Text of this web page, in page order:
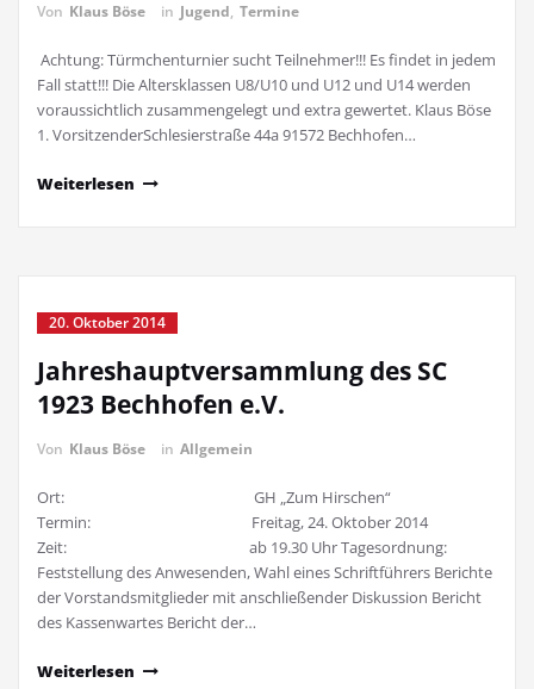
Von Klaus Böse in Jugend, Termine
Achtung: Türmchenturnier sucht Teilnehmer!!! Es findet in jedem
Fall statt!!! Die Altersklassen U8/U10 und U12 und U14 werden
voraussichtlich zusammengelegt und extra gewertet. Klaus Böse
1. VorsitzenderSchlesierstraße 44a 91572 Bechhofen…
Weiterlesen
20. Oktober 2014
Jahreshauptversammlung des SC
1923 Bechhofen e.V.
Von Klaus Böse in Allgemein
Ort: GH „Zum Hirschen“
Termin: Freitag, 24. Oktober 2014
Zeit: ab 19.30 Uhr Tagesordnung:
Feststellung des Anwesenden, Wahl eines Schriftführers Berichte
der Vorstandsmitglieder mit anschließender Diskussion Bericht
des Kassenwartes Bericht der…
Weiterlesen